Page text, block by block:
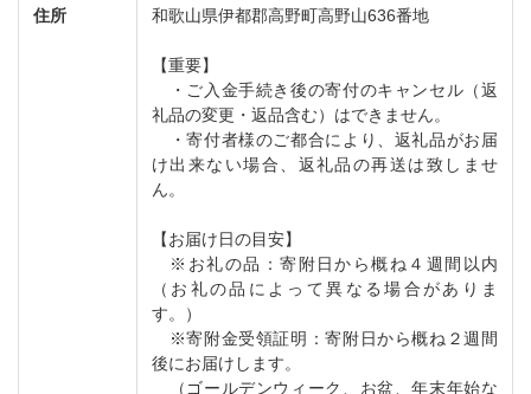
住所 和歌山県伊都郡高野町高野山636番地
【重要】
・ご入金手続き後の寄付のキャンセル（返
礼品の変更・返品含む）はできません。
・寄付者様のご都合により、返礼品がお届
け出来ない場合、返礼品の再送は致しませ
ん。
【お届け日の目安】
※お礼の品：寄附日から概ね４週間以内
（お礼の品によって異なる場合がありま
す。）
※寄附金受領証明：寄附日から概ね２週間
後にお届けします。
（ゴールデンウィーク、お盆、年末年始な